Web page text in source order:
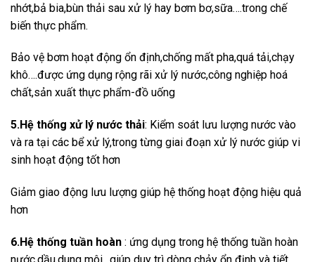
nhớt,bả bia,bùn thải sau xử lý hay bơm bơ,sữa….trong chế
biến thực phẩm.
Bảo vệ bơm hoạt động ổn định,chống mất pha,quá tải,chạy
khô….được ứng dụng rộng rãi xử lý nước,công nghiệp hoá
chất,sản xuất thực phẩm-đồ uống
5.Hệ thống xử lý nước thải: Kiểm soát lưu lượng nước vào
và ra tại các bể xử lý,trong từng giai đoạn xử lý nước giúp vi
sinh hoạt động tốt hơn
Giảm giao động lưu lượng giúp hệ thống hoạt động hiệu quả
hơn
6.Hệ thống tuần hoàn : ứng dụng trong hệ thống tuần hoàn